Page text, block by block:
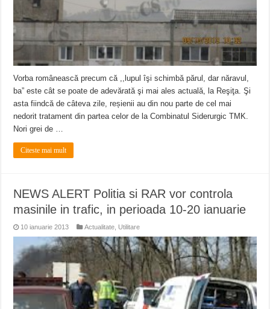
Vorba românească precum că ,,lupul îşi schimbă părul, dar năravul,
ba” este cât se poate de adevărată şi mai ales actuală, la Reşiţa. Şi
asta fiindcă de câteva zile, reșienii au din nou parte de cel mai
nedorit tratament din partea celor de la Combinatul Siderurgic TMK.
Nori grei de …
Citeste mai mult
NEWS ALERT Politia si RAR vor controla
masinile in trafic, in perioada 10-20 ianuarie
10 ianuarie 2013 Actualitate Utilitare